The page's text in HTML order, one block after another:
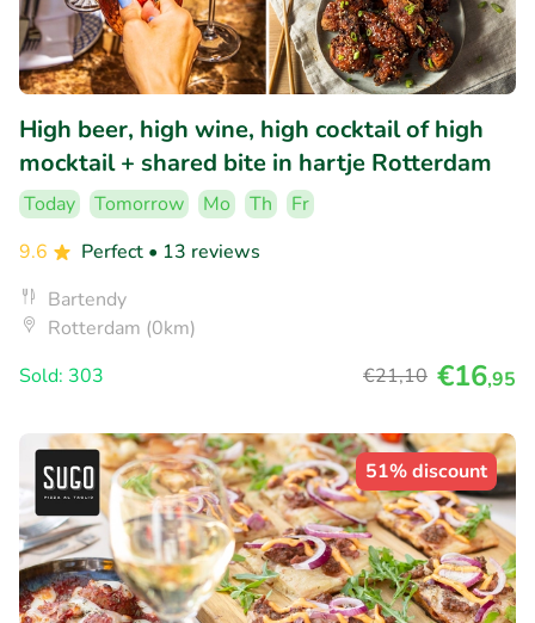
High beer, high wine, high cocktail of high
mocktail + shared bite in hartje Rotterdam
Today Tomorrow Mo Th
Fr
9.6
Perfect • 13 reviews
Bartendy
Rotterdam (0km)
Sold: 303
€21,10 €16,95
51% discount